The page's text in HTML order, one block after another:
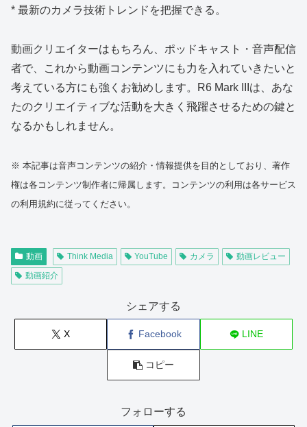
* 最新のカメラ技術トレンドを把握できる。
動画クリエイターはもちろん、ポッドキャスト・音声配信
者で、これから動画コンテンツにも力を入れていきたいと
考えている方にも強くお勧めします。R6 Mark IIIは、あな
たのクリエイティブな活動を大きく飛躍させるための鍵と
なるかもしれません。
※ 本記事は音声コンテンツの紹介・情報提供を目的としており、著作
権は各コンテンツ制作者に帰属します。コンテンツの利用は各サービス
の利用規約に従ってください。
動画 Think Media YouTube カメラ
動画レビュー
動画紹介
シェアする
X Facebook LINE
コピー
フォローする